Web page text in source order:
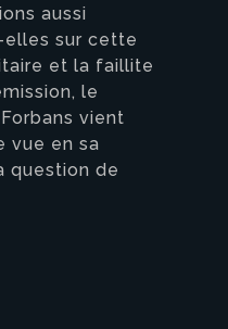
aussi
sur cette
et la faillite
le
vient
vue en sa
question de